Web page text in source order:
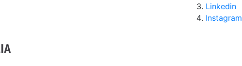
Linkedin
Instagram